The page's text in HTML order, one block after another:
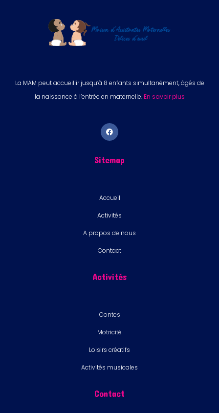
La MAM peut accueillir jusqu’à 8 enfants simultanément, âgés de
la naissance à l’entrée en maternelle.En savoir plus
Sitemap
Accueil
Activités
A propos de nous
Contact
Activités
Contes
Motricité
Loisirs créatifs
Activités musicales
Contact